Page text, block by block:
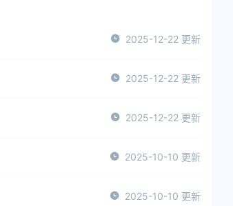
2025-12-22 更新
2025-12-22 更新
2025-12-22 更新
2025-10-10 更新
2025-10-10 更新